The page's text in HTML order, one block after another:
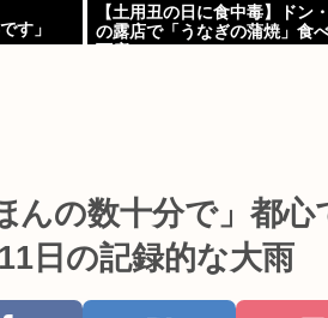
す」
【土用丑の日に食中毒】ドン
の露店で「うなぎの蒲焼」食
んの数十分で」都
日の記録的な大雨